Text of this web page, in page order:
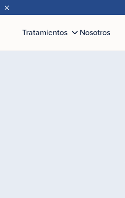
×
Tratamientos Nosotros